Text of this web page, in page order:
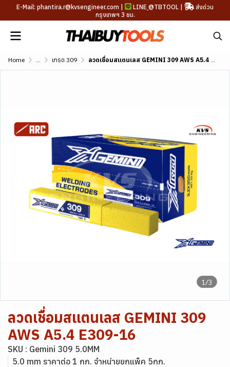
E-Mail: phantira.r@kvsengineer.com | LINE @TBTOOL |
ส่งด่วน
กรุงเทพฯ 3 ชม.
Home ... เกรด 309 ลวดเชื่อมสแตนเลส GEMINI 309 AWS A5.4 E309-16
1/3
ลวดเชื่อมสแตนเลส GEMINI 309
AWS A5.4 E309-16
SKU : Gemini 309 5.0MM
5.0 mm ราคาต่อ 1 กก. จำหน่ายยกแพ็ค 5กก.